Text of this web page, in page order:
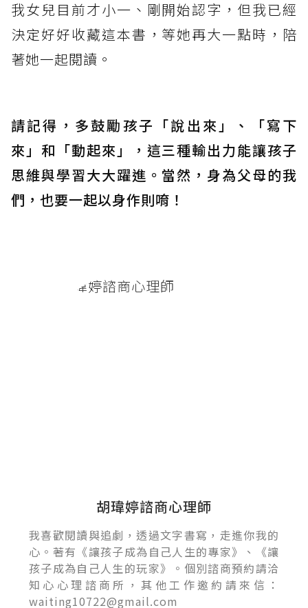
我女兒目前才小一、剛開始認字，但我已經
決定好好收藏這本書，等她再大一點時，陪
著她一起閱讀。
請記得，多鼓勵孩子「說出來」、「寫下
來」和「動起來」，這三種輸出力能讓孩子
思維與學習大大躍進。當然，身為父母的我
們，也要一起以身作則唷！
胡瑋婷諮商心理師
我喜歡閱讀與追劇，透過文字書寫，走進你我的
心。著有《讓孩子成為自己人生的專家》、《讓
孩子成為自己人生的玩家》。個別諮商預約請洽
知心心理諮商所，其他工作邀約請來信：
waiting10722@gmail.com